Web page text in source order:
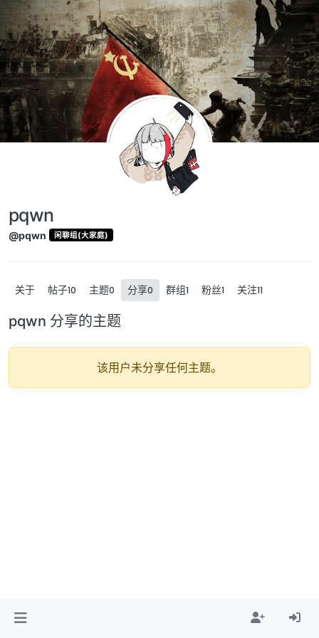
跳转至内容
pqwn
@pqwn 闲聊组(大家庭)
关于 帖子10 主题0 分享0 群组1 粉丝1 关注11
pqwn 分享的主题
该用户未分享任何主题。